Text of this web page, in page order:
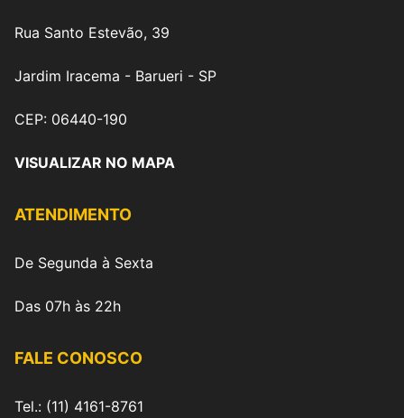
Rua Santo Estevão, 39
Jardim Iracema - Barueri - SP
CEP: 06440-190
VISUALIZAR NO MAPA
ATENDIMENTO
De Segunda à Sexta
Das 07h às 22h
FALE CONOSCO
Tel.: (11) 4161-8761